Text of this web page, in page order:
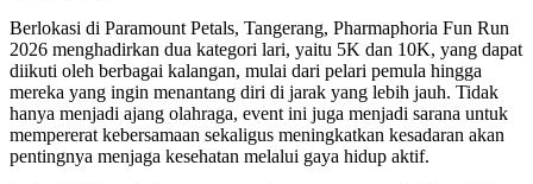
Berlokasi di Paramount Petals, Tangerang, Pharmaphoria Fun Run
2026 menghadirkan dua kategori lari, yaitu 5K dan 10K, yang dapat
diikuti oleh berbagai kalangan, mulai dari pelari pemula hingga
mereka yang ingin menantang diri di jarak yang lebih jauh. Tidak
hanya menjadi ajang olahraga, event ini juga menjadi sarana untuk
mempererat kebersamaan sekaligus meningkatkan kesadaran akan
pentingnya menjaga kesehatan melalui gaya hidup aktif.